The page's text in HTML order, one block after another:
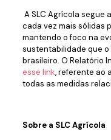
A SLC Agrícola segue
cada vez mais sólidas
mantendo o foco na
sustentabilidade que
brasileiro. O Relatório
esse link, referente ao
todas as medidas
Sobre a SLC Agrícola